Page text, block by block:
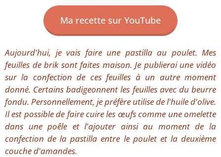
Ma recette sur YouTube
Aujourd'hui, je vais faire une pastilla au poulet. Mes
feuilles de brik sont faites maison. Je publierai une vidéo
sur la confection de ces feuilles à un autre moment
donné. Certains badigeonnent les feuilles avec du beurre
fondu. Personnellement, je préfère utilise de l'huile d'olive.
Il est possible de faire cuire les œufs comme une omelette
dans une poêle et l'ajouter ainsi au moment de la
confection de la pastilla entre le poulet et la deuxième
couche d'amandes.